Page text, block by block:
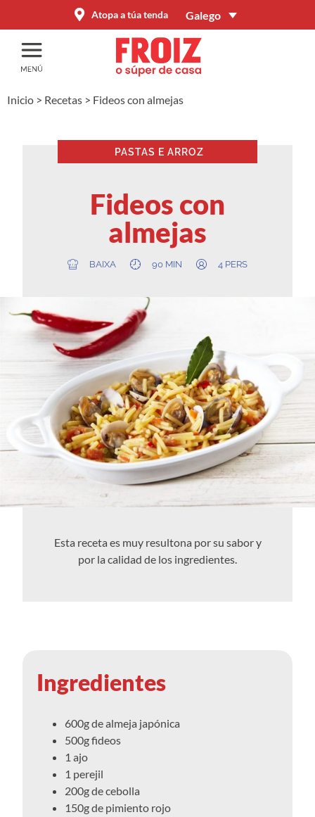
Atopa a túa tenda Galego
Inicio > Recetas > Fideos con almejas
PASTAS E ARROZ
Fideos con
almejas
BAIXA 90 MIN 4 PERS
Esta receta es muy resultona por su sabor y
por la calidad de los ingredientes.
Ingredientes
600g de almeja japónica
500g fideos
1 ajo
1 perejil
200g de cebolla
150g de pimiento rojo